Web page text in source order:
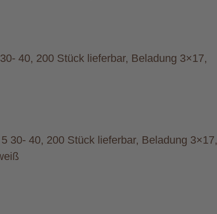
40, 200 Stück lieferbar, Beladung 3×17,
30- 40, 200 Stück lieferbar, Beladung 3×17,